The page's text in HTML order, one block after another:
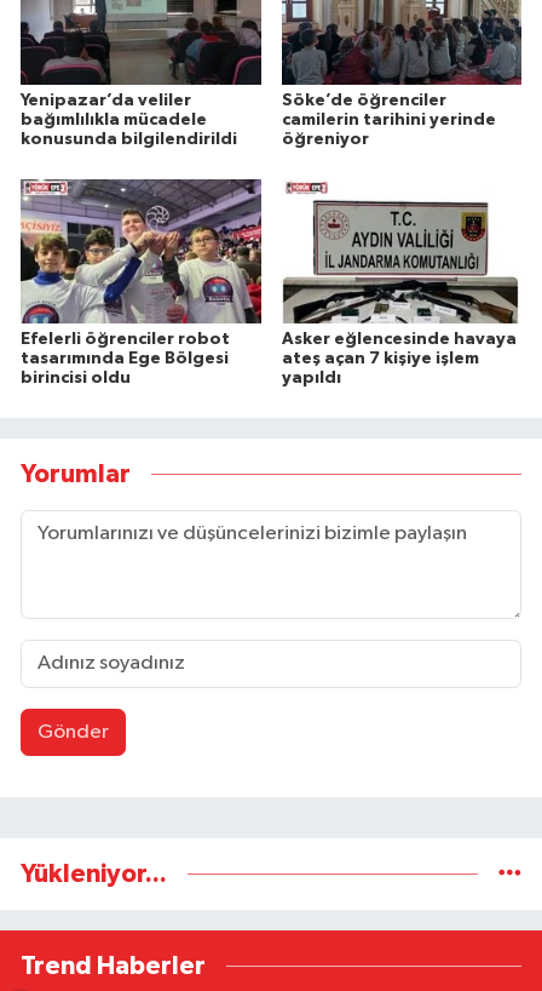
Yenipazar’da veliler
bağımlılıkla mücadele
konusunda bilgilendirildi
Söke’de öğrenciler
camilerin tarihini yerinde
öğreniyor
Efelerli öğrenciler robot
tasarımında Ege Bölgesi
birincisi oldu
Asker eğlencesinde havaya
ateş açan 7 kişiye işlem
yapıldı
Yorumlar
Gönder
Yükleniyor...
Trend Haberler